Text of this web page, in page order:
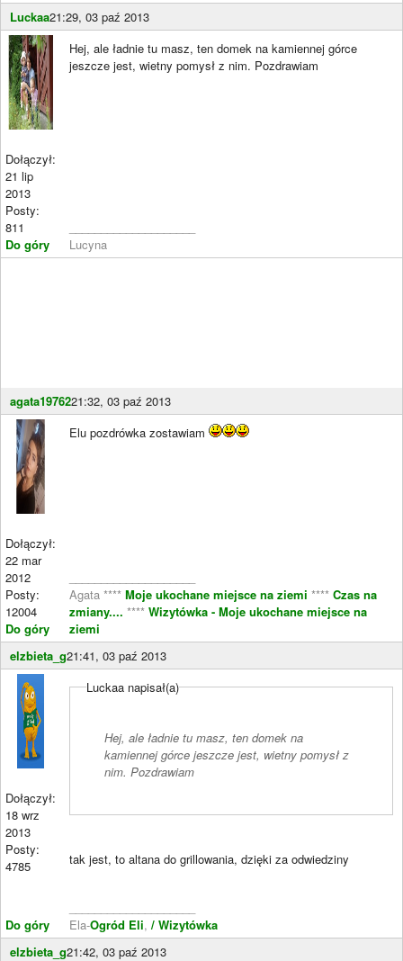
Luckaa21:29, 03 paź 2013
Dołączył:
21 lip
2013
Posty:
811
Do góry
Hej, ale ładnie tu masz, ten domek na kamiennej górce
jeszcze jest, wietny pomysł z nim. Pozdrawiam
Lucyna
agata1976221:32, 03 paź 2013
Dołączył:
22 mar
2012
Posty:
12004
Do góry
Elu pozdrówka zostawiam
Agata **** Moje ukochane miejsce na ziemi **** Czas na
zmiany.... **** Wizytówka - Moje ukochane miejsce na
ziemi
elzbieta_g21:41, 03 paź 2013
Dołączył:
18 wrz
2013
Posty:
4785
Do góry
Luckaa napisał(a)
Hej, ale ładnie tu masz, ten domek na
kamiennej górce jeszcze jest, wietny pomysł z
nim. Pozdrawiam
tak jest, to altana do grillowania, dzięki za odwiedziny
Ela-Ogród Eli, / Wizytówka
elzbieta_g21:42, 03 paź 2013